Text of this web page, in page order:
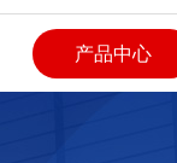
产品中心